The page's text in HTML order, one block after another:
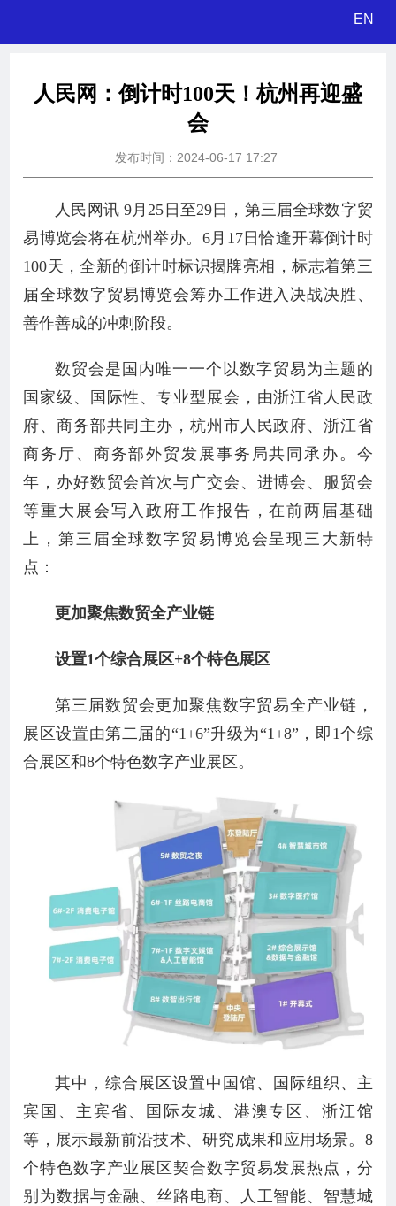
EN
人民网：倒计时100天！杭州再迎盛
会
发布时间：2024-06-17 17:27
人民网讯 9月25日至29日，第三届全球数字贸
易博览会将在杭州举办。6月17日恰逢开幕倒计时
100天，全新的倒计时标识揭牌亮相，标志着第三
届全球数字贸易博览会筹办工作进入决战决胜、
善作善成的冲刺阶段。
数贸会是国内唯一一个以数字贸易为主题的
国家级、国际性、专业型展会，由浙江省人民政
府、商务部共同主办，杭州市人民政府、浙江省
商务厅、商务部外贸发展事务局共同承办。今
年，办好数贸会首次与广交会、进博会、服贸会
等重大展会写入政府工作报告，在前两届基础
上，第三届全球数字贸易博览会呈现三大新特
点：
更加聚焦数贸全产业链
设置1个综合展区+8个特色展区
第三届数贸会更加聚焦数字贸易全产业链，
展区设置由第二届的“1+6”升级为“1+8”，即1个综
合展区和8个特色数字产业展区。
其中，综合展区设置中国馆、国际组织、主
宾国、主宾省、国际友城、港澳专区、浙江馆
等，展示最新前沿技术、研究成果和应用场景。8
个特色数字产业展区契合数字贸易发展热点，分
别为数据与金融、丝路电商、人工智能、智慧城